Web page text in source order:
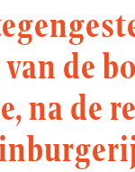
de
na de